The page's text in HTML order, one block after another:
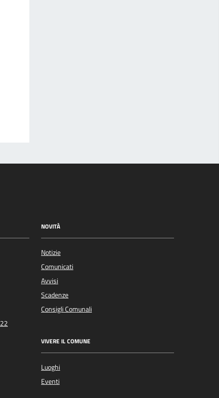
NOVITÀ
Notizie
Comunicati
Avvisi
Scadenze
Consigli Comunali
VIVERE IL COMUNE
Luoghi
Eventi